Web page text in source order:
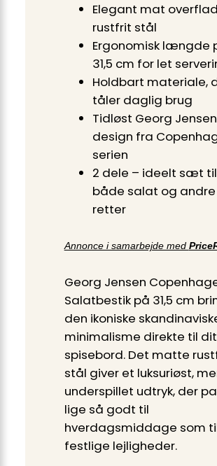
Elegant mat
rustfrit stål
Ergonomisk længde
31,5 cm for let
Holdbart materiale,
tåler daglig brug
Tidløst Georg
design fra
serien
2 dele – ideelt sæt til
både salat og andre
retter
Annonce i samarbejde med
Georg Jensen
Salatbestik på 31,5 cm
den ikoniske
minimalisme direkte til dit
spisebord. Det matte
stål giver et luksuriøst,
underspillet udtryk, der
lige så godt til
hverdagsmiddage som
festlige lejligheder.